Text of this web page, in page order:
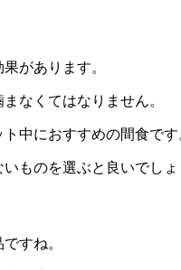
があります。
なくてはなりません。
中におすすめの間食です
ものを選ぶと良いでしょ
すね。